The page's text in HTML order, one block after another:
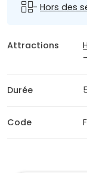
- Hors des
Attractions
Durée
Code